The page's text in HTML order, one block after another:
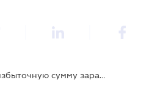
Работнику выплатили избыточную сумму заработной платы: что делать